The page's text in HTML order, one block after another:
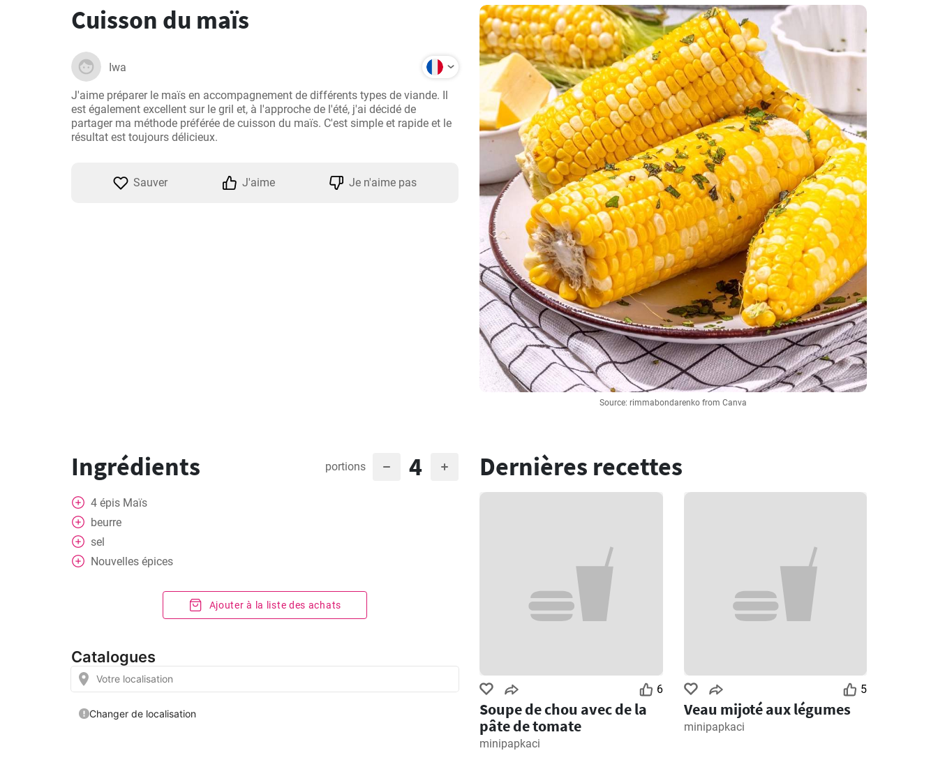
Source: rimmabondarenko from Canva
Cuisson du maïs
Iwa
J'aime préparer le maïs en accompagnement de différents types de viande. Il
est également excellent sur le gril et, à l'approche de l'été, j'ai décidé de
partager ma méthode préférée de cuisson du maïs. C'est simple et rapide et le
résultat est toujours délicieux.
Sauver J'aime Je n'aime pas
Ingrédients portions 4
4 épis Maïs
beurre
sel
Nouvelles épices
Ajouter à la liste des achats
Dernières recettes
6
Soupe de chou avec de la
pâte de tomate
minipapkaci
5
Veau mijoté aux légumes
minipapkaci